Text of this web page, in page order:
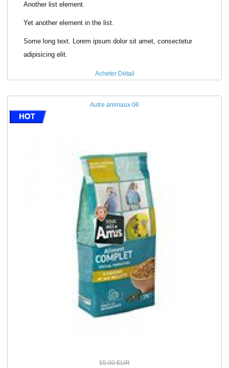
Another list element.
Yet another element in the list.
Some long text. Lorem ipsum dolor sit amet, consectetur
adipisicing elit.
Acheter Détail
Autre animaux 06
55.00 EUR